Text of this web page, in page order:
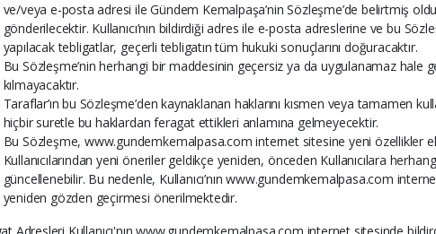
ve/veya e-posta adresi ile Gündem Kemalpaşa’nin Sözleşme’de belirtmiş
gönderilecektir. Kullanıcı’nın bildirdiği adres ile e-posta adreslerine ve bu
yapılacak tebligatlar, geçerli tebligatın tüm hukuki sonuçlarını doğuracaktır.
Bu Sözleşme’nin herhangi bir maddesinin geçersiz ya da uygulanamaz hale
kılmayacaktır.
Taraflar’ın bu Sözleşme’den kaynaklanan haklarını kısmen veya tamamen
hiçbir suretle bu haklardan feragat ettikleri anlamına gelmeyecektir.
Bu Sözleşme, www.gundemkemalpasa.com internet sitesine yeni özellikler
Kullanıcılarından yeni öneriler geldikçe yeniden, önceden Kullanıcılara
güncellenebilir. Bu nedenle, Kullanıcı’nın www.gundemkemalpasa.com
yeniden gözden geçirmesi önerilmektedir.